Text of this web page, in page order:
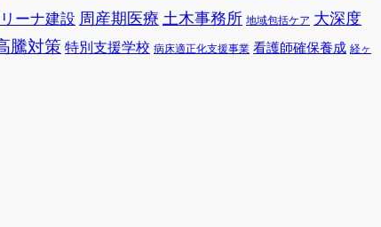
ーナ建設 周産期医療 土木事務所 地域包括ケア 大深度
騰対策 特別支援学校 病床適正化支援事業 看護師確保養成 経ヶ